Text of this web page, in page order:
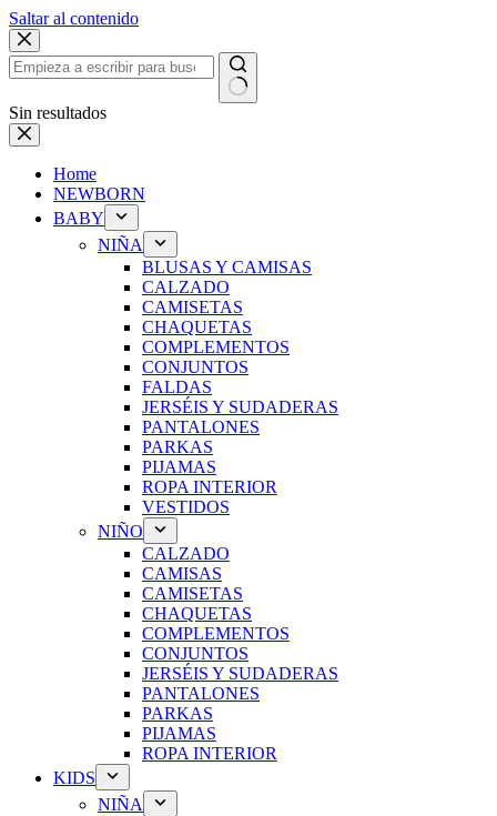
Saltar al contenido
Sin resultados
Home
NEWBORN
BABY
NIÑA
BLUSAS Y CAMISAS
CALZADO
CAMISETAS
CHAQUETAS
COMPLEMENTOS
CONJUNTOS
FALDAS
JERSÉIS Y SUDADERAS
PANTALONES
PARKAS
PIJAMAS
ROPA INTERIOR
VESTIDOS
NIÑO
CALZADO
CAMISAS
CAMISETAS
CHAQUETAS
COMPLEMENTOS
CONJUNTOS
JERSÉIS Y SUDADERAS
PANTALONES
PARKAS
PIJAMAS
ROPA INTERIOR
KIDS
NIÑA